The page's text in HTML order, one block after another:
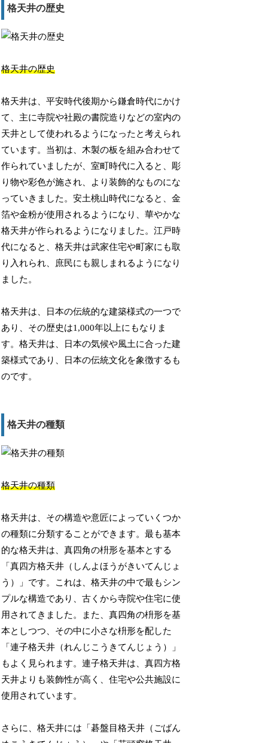
格天井の歴史
格天井の歴史
格天井は、平安時代後期から鎌倉時代にかけ
て、主に寺院や社殿の書院造りなどの室内の
天井として使われるようになったと考えられ
ています。当初は、木製の板を組み合わせて
作られていましたが、室町時代に入ると、彫
り物や彩色が施され、より装飾的なものにな
っていきました。安土桃山時代になると、金
箔や金粉が使用されるようになり、華やかな
格天井が作られるようになりました。江戸時
代になると、格天井は武家住宅や町家にも取
り入れられ、庶民にも親しまれるようになり
ました。
格天井は、日本の伝統的な建築様式の一つで
あり、その歴史は1,000年以上にもなりま
す。格天井は、日本の気候や風土に合った建
築様式であり、日本の伝統文化を象徴するも
のです。
格天井の種類
格天井の種類
格天井は、その構造や意匠によっていくつか
の種類に分類することができます。最も基本
的な格天井は、真四角の枡形を基本とする
「真四方格天井（しんよほうがきいてんじょ
う）」です。これは、格天井の中で最もシン
プルな構造であり、古くから寺院や住宅に使
用されてきました。また、真四角の枡形を基
本としつつ、その中に小さな枡形を配した
「連子格天井（れんじこうきてんじょう）」
もよく見られます。連子格天井は、真四方格
天井よりも装飾性が高く、住宅や公共施設に
使用されています。
さらに、格天井には「碁盤目格天井（ごばん